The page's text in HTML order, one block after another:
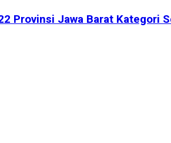
Provinsi Jawa Barat Kategori